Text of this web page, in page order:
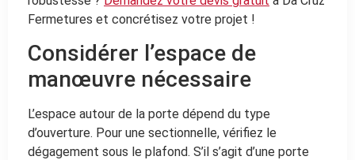
Fermetures et concrétisez votre projet !
Considérer l’espace de
manœuvre nécessaire
L’espace autour de la porte dépend du type
d’ouverture. Pour une sectionnelle, vérifiez le
dégagement sous le plafond. S’il s’agit d’une porte